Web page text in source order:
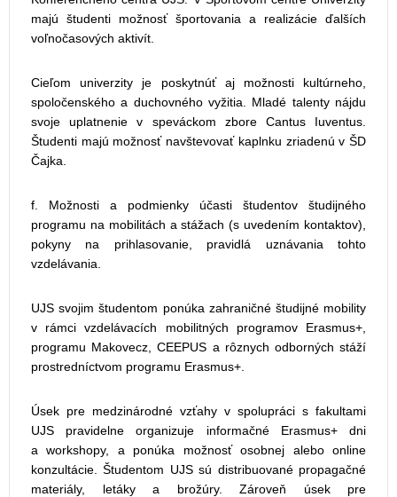
majú študenti možnosť športovania a realizácie ďalších
voľnočasových aktivít.
Cieľom univerzity je poskytnúť aj možnosti kultúrneho,
spoločenského a duchovného vyžitia. Mladé talenty nájdu
svoje uplatnenie v speváckom zbore Cantus Iuventus.
Študenti majú možnosť navštevovať kaplnku zriadenú v ŠD
Čajka.
f. Možnosti a podmienky účasti študentov študijného
programu na mobilitách a stážach (s uvedením kontaktov),
pokyny na prihlasovanie, pravidlá uznávania tohto
vzdelávania.
UJS svojim študentom ponúka zahraničné študijné mobility
v rámci vzdelávacích mobilitných programov Erasmus+,
programu Makovecz, CEEPUS a rôznych odborných stáží
prostredníctvom programu Erasmus+.
Úsek pre medzinárodné vzťahy v spolupráci s fakultami
UJS pravidelne organizuje informačné Erasmus+ dni
a workshopy, a ponúka možnosť osobnej alebo online
konzultácie. Študentom UJS sú distribuované propagačné
materiály, letáky a brožúry. Zároveň úsek pre